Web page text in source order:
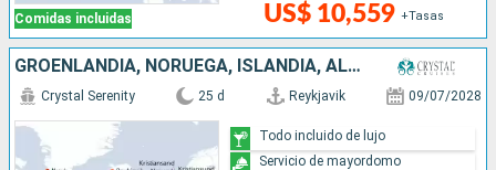
Comidas incluidas US$ 10,559 +Tasas
GROENLANDIA, NORUEGA, ISLANDIA, ALEMANIA, DINAMARCA, REINO UNIDO
Crystal Serenity 25 d Reykjavik 09/07/2028
Todo incluido de lujo
Servicio de mayordomo